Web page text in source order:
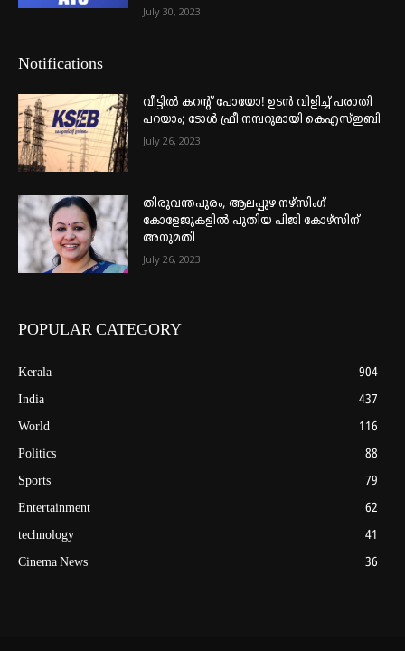
July 30, 2023
Notifications
വീട്ടില്‍ കറന്റ് പോയോ! ഉടന്‍ വിളിച്ച് പരാതി
പറയാം; ടോള്‍ ഫ്രീ നമ്പറുമായി കെഎസ്ഇബി
July 26, 2023
തിരുവന്തപുരം, ആലപ്പുഴ നഴ്‌സിംഗ്
കോളേജുകളില്‍ പുതിയ പിജി കോഴ്‌സിന്
അനുമതി
July 26, 2023
POPULAR CATEGORY
Kerala
904
India
437
World
116
Politics
88
Sports
79
Entertainment
62
technology
41
Cinema News
36